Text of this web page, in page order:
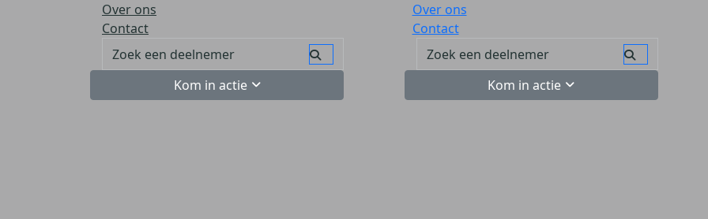
Over ons
Contact
Kom in actie
Over ons
Contact
Kom in actie